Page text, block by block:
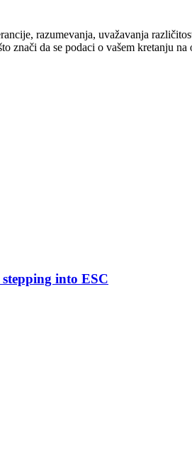
razumevanja, uvažavanja
znači da se podaci o vašem kretanju
into ESC